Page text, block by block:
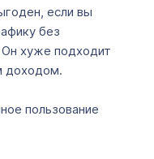
если вы
без
Он хуже подходит
доходом.
пользование